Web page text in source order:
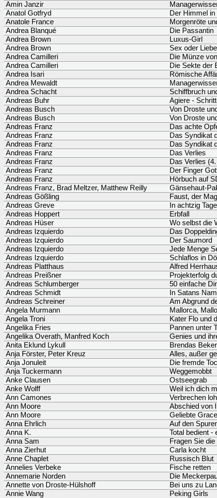
Amin Janzir
Anatol Gotfryd
Der Himmel
Anatole France
Morgenröte
Andrea Blanqué
Die Passantin
Andrea Brown
Luxus-Girl
Andrea Brown
Sex oder
Andrea Camilleri
Die Münze
Andrea Camilleri
Die Sekte der
Andrea Isari
Römische
Andrea Mewaldt
Andrea Schacht
Schiffbruch
Andreas Buhr
Agiere -
Andreas Busch
Von Droste
Andreas Busch
Von Droste
Andreas Franz
Das achte
Andreas Franz
Das Syndikat
Andreas Franz
Das Syndikat
Andreas Franz
Das Verlies
Andreas Franz
Das Verlies
Andreas Franz
Der Finger
Andreas Franz
Hörbuch auf
Andreas Franz, Brad Meltzer, Matthew Reilly
Gänsehaut-
Andreas Gößling
Faust, der
Andreas Greve
In achtzig
Andreas Hoppert
Erbfall
Andreas Hüser
Wo selbst die
Andreas Izquierdo
Das
Andreas Izquierdo
Der Saumord
Andreas Izquierdo
Jede Menge
Andreas Izquierdo
Schlaflos in
Andreas Platthaus
Alfred
Andreas Preißner
Projekterfolg
Andreas Schlumberger
50 einfache
Andreas Schmidt
In Satans
Andreas Schreiner
Am Abgrund
Angela Murmann
Mallorca,
Angela Troni
Kater Flo und
Angelika Fries
Pannen unter
Angelika Overath, Manfred Koch
Genies und
Anita Eklund Lykull
Brendas
Anja Förster, Peter Kreuz
Alles, außer
Anja Jonuleit
Die fremde
Anja Tuckermann
Weggemobbt
Anke Clausen
Ostseegrab
Anke Wolff
Weil ich dich
Ann Camones
Verbrechen
Ann Moore
Abschied von
Ann Moore
Geliebte
Anna Ehrlich
Auf den
Anna K.
Total bedient -
Anna Sam
Fragen Sie
Anna Zierhut
Carla kocht
Anne Chaplet
Russisch Blut
Annelies Verbeke
Fische retten
Annemarie Norden
Die
Annette von Droste-Hülshoff
Bei uns zu
Annie Wang
Peking Girls